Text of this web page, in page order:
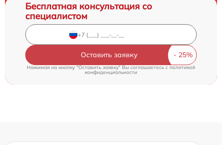
Бесплатная консультация со
специалистом
Оставить заявку
Нажимая на кнопку "Оставить заявку" Вы соглашаетесь cполитикой
конфиденциальности